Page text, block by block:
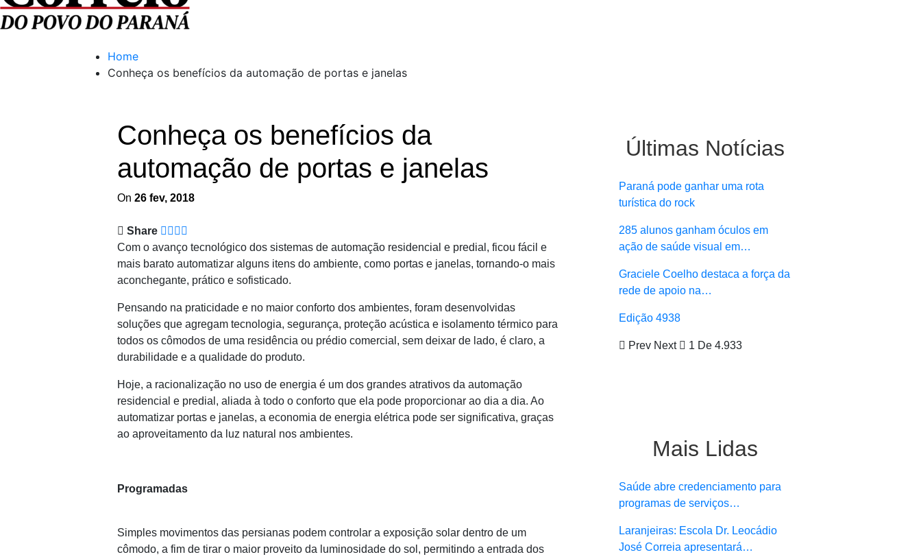
Home
Conheça os benefícios da automação de portas e janelas
Conheça os benefícios da
automação de portas e janelas
On 26 fev, 2018
Share
Com o avanço tecnológico dos sistemas de automação residencial e predial, ficou fácil e
mais barato automatizar alguns itens do ambiente, como portas e janelas, tornando-o mais
aconchegante, prático e sofisticado.
Pensando na praticidade e no maior conforto dos ambientes, foram desenvolvidas
soluções que agregam tecnologia, segurança, proteção acústica e isolamento térmico para
todos os cômodos de uma residência ou prédio comercial, sem deixar de lado, é claro, a
durabilidade e a qualidade do produto.
Hoje, a racionalização no uso de energia é um dos grandes atrativos da automação
residencial e predial, aliada à todo o conforto que ela pode proporcionar ao dia a dia. Ao
automatizar portas e janelas, a economia de energia elétrica pode ser significativa, graças
ao aproveitamento da luz natural nos ambientes.
Programadas
Simples movimentos das persianas podem controlar a exposição solar dentro de um
cômodo, a fim de tirar o maior proveito da luminosidade do sol, permitindo a entrada dos
Últimas Notícias
Paraná pode ganhar uma rota
turística do rock
285 alunos ganham óculos em
ação de saúde visual em…
Graciele Coelho destaca a força da
rede de apoio na…
Edição 4938
Prev Next 1 De 4.933
Mais Lidas
Saúde abre credenciamento para
programas de serviços…
Laranjeiras: Escola Dr. Leocádio
José Correia apresentará…